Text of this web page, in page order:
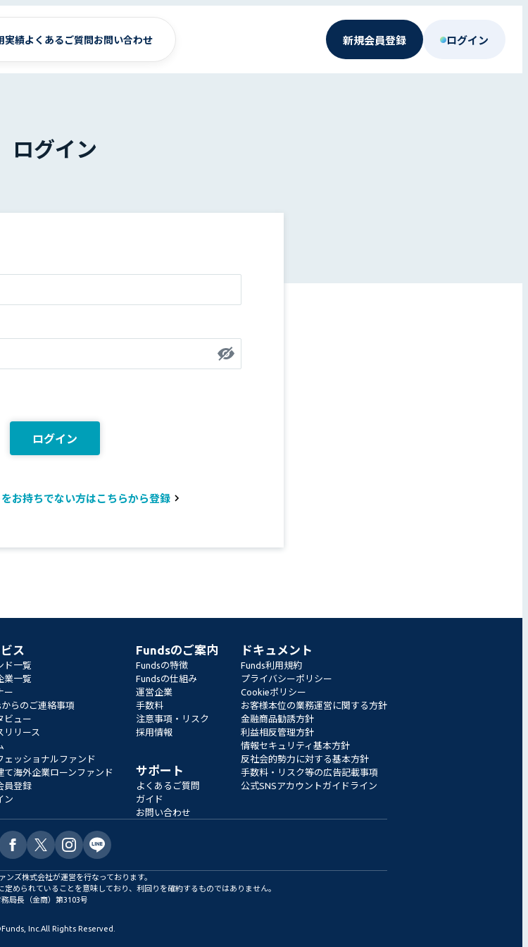
実績よくあるご質問お問い合わせ 新規会員登録 ログイン
ログイン
ログイン
お持ちでない方はこちらから登録
ス
ド一覧
業一覧
ー
からのご連絡事項
ビュー
リリース
ェッショナルファンド
て海外企業ローンファンド
員登録
ン
Fundsのご案内
Fundsの特徴
Fundsの仕組み
運営企業
手数料
注意事項・リスク
採用情報
サポート
よくあるご質問
ガイド
お問い合わせ
ドキュメント
Funds利用規約
プライバシーポリシー
Cookieポリシー
お客様本位の業務運営に関する方針
金融商品勧誘方針
利益相反管理方針
情報セキュリティ基本方針
反社会的勢力に対する基本方針
手数料・リスク等の広告記載事項
公式SNSアカウントガイドライン
ズ株式会社が運営を行なっております。
められていることを意味しており、利回りを確約するものではありません。
局長（金商）第3103号
Funds, Inc. All Rights Reserved.